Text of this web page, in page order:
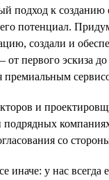
подход к
потенциал.
создали и
от первого эскиза
премиальным
и
со
иначе: у нас